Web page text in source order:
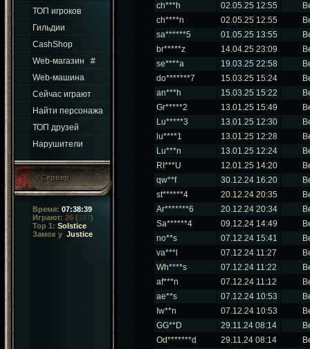
ТОП игроков
Гильдии
CashShop
Web-магазин
#
Web-машина
Сейчас играют
Найти персонажа
ТОП друзей
Нарушители
Сервер
Время: 07:38:40
Играют: 26 (247)
Top 1: Solstice
Замок у Justice
ch***h
02.05.25 12:55
ch****n
02.05.25 12:55
sa******5
01.05.25 13:55
br*****z
14.04.25 23:09
se****a
19.03.25 22:58
do*******7
15.03.25 15:24
an***h
15.03.25 15:22
Gr*****2
13.01.25 15:49
Lu*****3
13.01.25 12:30
lu****1
13.01.25 12:28
Lu***n
13.01.25 12:24
RI***U
12.01.25 14:20
qw**f
30.12.24 16:20
st******4
20.12.24 20:35
Ar*******6
20.12.24 20:34
Sa******4
09.12.24 14:49
no**s
07.12.24 15:41
va***l
07.12.24 11:27
Wh****s
07.12.24 11:22
af***n
07.12.24 11:12
ae**s
07.12.24 10:53
Iw**n
07.12.24 10:53
GG**D
29.11.24 08:14
Od*******d
29.11.24 08:14